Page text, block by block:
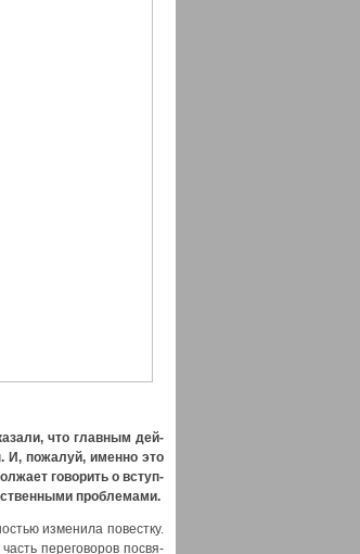
что глав­ным дей­
И, пожа­луй, имен­но это
гово­рить о вступ­
про­бле­ма­ми.
изме­ни­ла повест­ку.
пере­го­во­ров посвя­